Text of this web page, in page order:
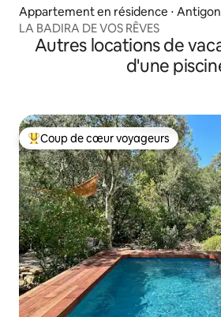
Appartement en résidence ⋅
LA BADIRA DE VOS RÊVES
Autres locations de
d'une
Coups de cœur voyageurs les plus
Coup de cœur voyageurs